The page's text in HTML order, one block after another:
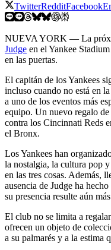
TwitterRedditFacebook
NUEVA YORK — La
Judge en el Yankee
en las puertas.
El capitán de los Yankees
incluso cuando no está en
a uno de los eventos más
equipo. Un nuevo regalo
contra los Cincinnati Reds
el Bronx.
Los Yankees han
la nostalgia, la cultura pop y
en las tres cosas. Además,
ausencia de Judge ha
su presencia resulte aún
El club no se limita a
ofrecen un objeto de
a su palmarés y a la estima